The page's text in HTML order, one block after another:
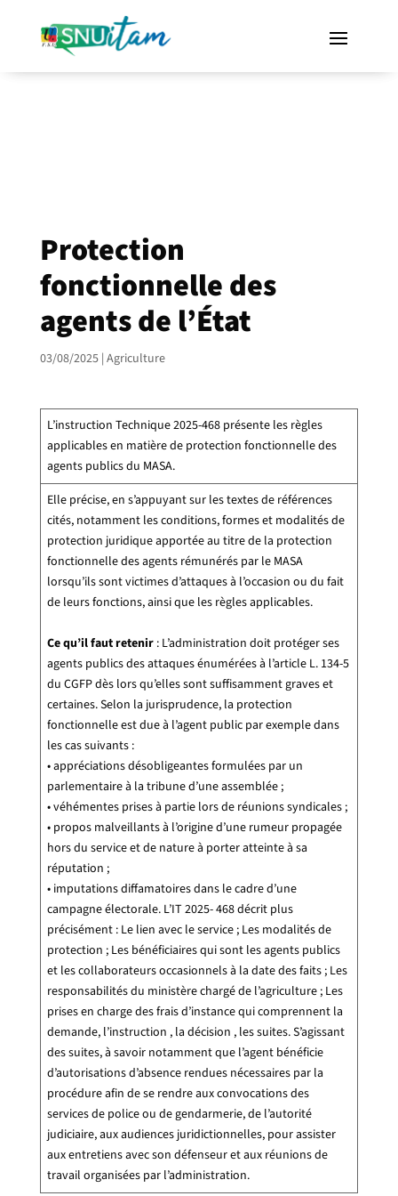
Protection
fonctionnelle des
agents de l’État
03/08/2025| Agriculture
L’instruction Technique 2025-468 présente les règles
applicables en matière de protection fonctionnelle des
agents publics du MASA.
Elle précise, en s’appuyant sur les textes de références
cités, notamment les conditions, formes et modalités de
protection juridique apportée au titre de la protection
fonctionnelle des agents rémunérés par le MASA
lorsqu’ils sont victimes d’attaques à l’occasion ou du fait
de leurs fonctions, ainsi que les règles applicables.
Ce qu’il faut retenir: L’administration doit protéger ses
agents publics des attaques énumérées à l’article L. 134-5
du CGFP dès lors qu’elles sont suffisamment graves et
certaines. Selon la jurisprudence, la protection
fonctionnelle est due à l’agent public par exemple dans
les cas suivants :
• appréciations désobligeantes formulées par un
parlementaire à la tribune d’une assemblée ;
• véhémentes prises à partie lors de réunions syndicales ;
• propos malveillants à l’origine d’une rumeur propagée
hors du service et de nature à porter atteinte à sa
réputation ;
• imputations diffamatoires dans le cadre d’une
campagne électorale. L’IT 2025- 468 décrit plus
précisément : Le lien avec le service ; Les modalités de
protection ; Les bénéficiaires qui sont les agents publics
et les collaborateurs occasionnels à la date des faits ; Les
responsabilités du ministère chargé de l’agriculture ; Les
prises en charge des frais d’instance qui comprennent la
demande, l’instruction , la décision , les suites. S’agissant
des suites, à savoir notamment que l’agent bénéficie
d’autorisations d’absence rendues nécessaires par la
procédure afin de se rendre aux convocations des
services de police ou de gendarmerie, de l’autorité
judiciaire, aux audiences juridictionnelles, pour assister
aux entretiens avec son défenseur et aux réunions de
travail organisées par l’administration.